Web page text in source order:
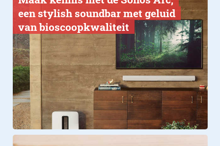
een stylish soundbar met geluid
van bioscoopkwaliteit